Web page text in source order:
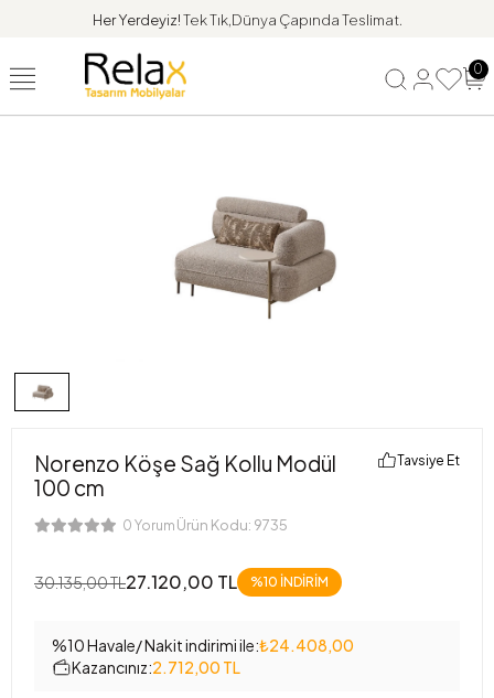
Her Yerdeyiz!Tek Tık,Dünya Çapında Teslimat.
0
Norenzo Köşe Sağ Kollu Modül
100 cm
0 Yorum Ürün Kodu: 9735
Tavsiye Et
30.135,00 TL27.120,00 TL %10 İNDİRİM
%10 Havale/ Nakit indirimi ile:₺24.408,00
Kazancınız:2.712,00 TL